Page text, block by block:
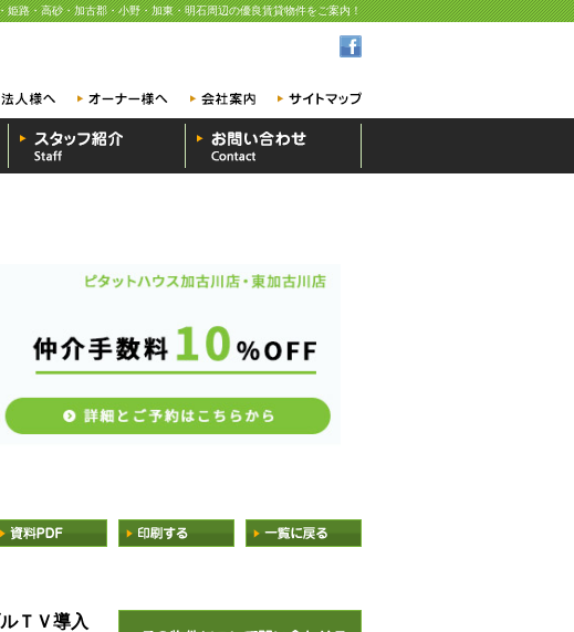
路・高砂・加古郡・小野・加東・明石周辺の優良賃貸物件をご案内！
ＴＶ導入